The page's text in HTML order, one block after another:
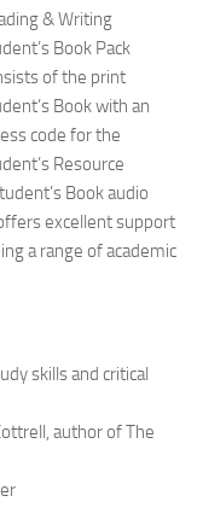
& Writing
Book Pack
of the print
Book with an
code for the
Resource
Book audio
excellent support
a range of academic
skills and critical
author of The